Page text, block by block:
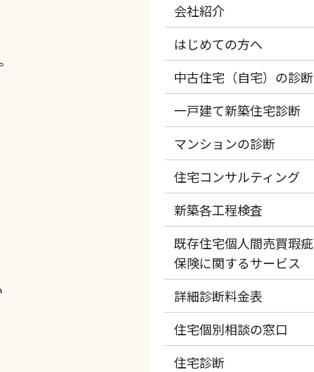
会社紹介
はじめての方へ
中古住宅（自宅）の診断
一戸建て新築住宅診断
マンションの診断
住宅コンサルティング
新築各工程検査
既存住宅個人間売買瑕疵
保険に関するサービス
詳細診断料金表
住宅個別相談の窓口
住宅診断